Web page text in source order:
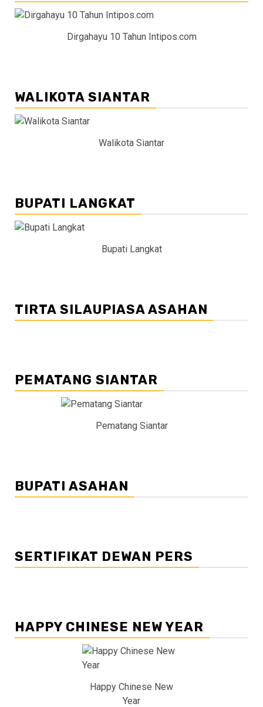
Dirgahayu 10 Tahun Intipos.com
WALIKOTA SIANTAR
Walikota Siantar
BUPATI LANGKAT
Bupati Langkat
TIRTA SILAUPIASA ASAHAN
PEMATANG SIANTAR
Pematang Siantar
BUPATI ASAHAN
SERTIFIKAT DEWAN PERS
HAPPY CHINESE NEW YEAR
Happy Chinese New
Year